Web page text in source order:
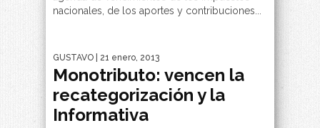
nacionales, de los aportes y contribuciones...
GUSTAVO | 21 enero, 2013
Monotributo: vencen la
recategorización y la
Informativa